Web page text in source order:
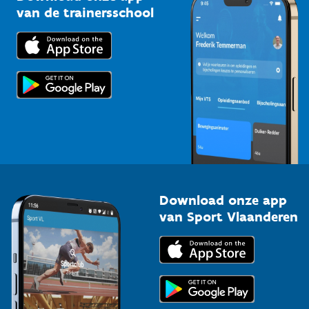
Bedrijven
Trainers en begeleiders
Topsporters
Downloads
Voor de pers
van de trainersschool
Download onze app
van Sport Vlaanderen